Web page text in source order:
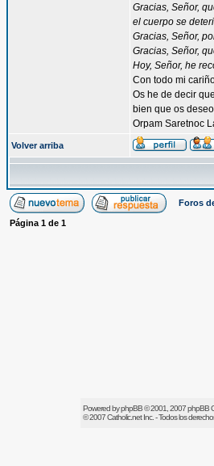
Gracias, Señor,
el cuerpo se
Gracias, Señor,
Gracias, Señor,
Hoy, Señor, he
Con todo mi
Os he de decir
bien que os
Orpam Saretnoc
Volver arriba
Foros
Página 1 de 1
Powered byphpBB© 2001, 2007 phpBB
© 2007Catholic.netInc. - Todos los